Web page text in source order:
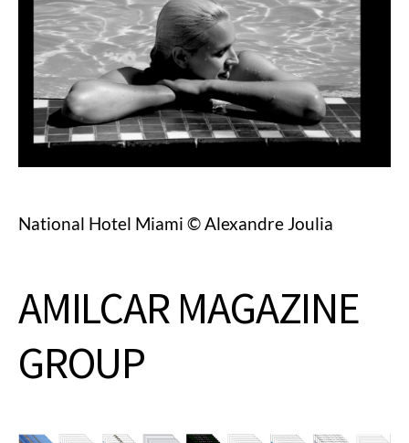
National Hotel Miami © Alexandre Joulia
AMILCAR MAGAZINE
GROUP